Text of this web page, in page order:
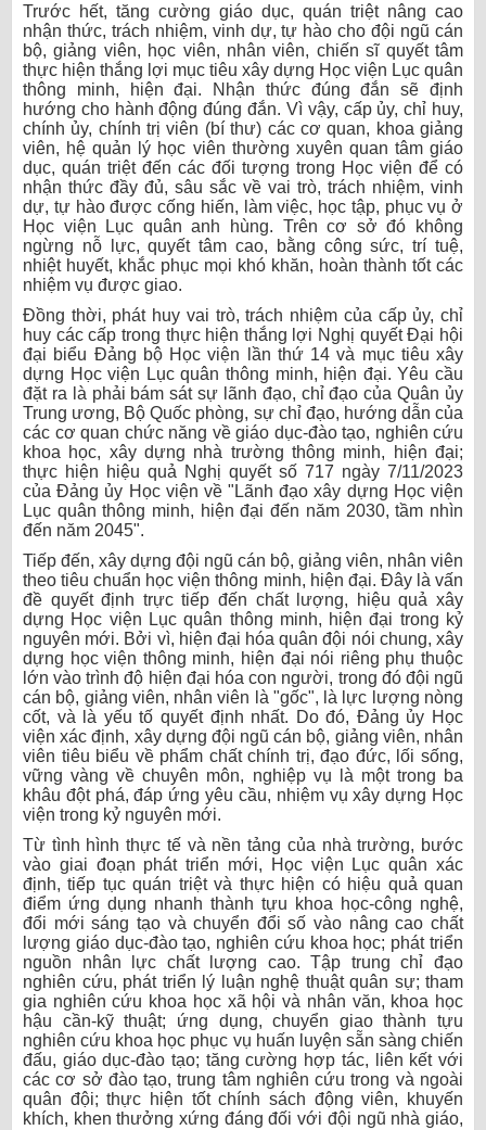
Trước hết, tăng cường giáo dục, quán triệt nâng cao
nhận thức, trách nhiệm, vinh dự, tự hào cho đội ngũ cán
bộ, giảng viên, học viên, nhân viên, chiến sĩ quyết tâm
thực hiện thắng lợi mục tiêu xây dựng Học viện Lục quân
thông minh, hiện đại. Nhận thức đúng đắn sẽ định
hướng cho hành động đúng đắn. Vì vậy, cấp ủy, chỉ huy,
chính ủy, chính trị viên (bí thư) các cơ quan, khoa giảng
viên, hệ quản lý học viên thường xuyên quan tâm giáo
dục, quán triệt đến các đối tượng trong Học viện để có
nhận thức đầy đủ, sâu sắc về vai trò, trách nhiệm, vinh
dự, tự hào được cống hiến, làm việc, học tập, phục vụ ở
Học viện Lục quân anh hùng. Trên cơ sở đó không
ngừng nỗ lực, quyết tâm cao, bằng công sức, trí tuệ,
nhiệt huyết, khắc phục mọi khó khăn, hoàn thành tốt các
nhiệm vụ được giao.
Đồng thời, phát huy vai trò, trách nhiệm của cấp ủy, chỉ
huy các cấp trong thực hiện thắng lợi Nghị quyết Đại hội
đại biểu Đảng bộ Học viện lần thứ 14 và mục tiêu xây
dựng Học viện Lục quân thông minh, hiện đại. Yêu cầu
đặt ra là phải bám sát sự lãnh đạo, chỉ đạo của Quân ủy
Trung ương, Bộ Quốc phòng, sự chỉ đạo, hướng dẫn của
các cơ quan chức năng về giáo dục-đào tạo, nghiên cứu
khoa học, xây dựng nhà trường thông minh, hiện đại;
thực hiện hiệu quả Nghị quyết số 717 ngày 7/11/2023
của Đảng ủy Học viện về "Lãnh đạo xây dựng Học viện
Lục quân thông minh, hiện đại đến năm 2030, tầm nhìn
đến năm 2045".
Tiếp đến, xây dựng đội ngũ cán bộ, giảng viên, nhân viên
theo tiêu chuẩn học viện thông minh, hiện đại. Đây là vấn
đề quyết định trực tiếp đến chất lượng, hiệu quả xây
dựng Học viện Lục quân thông minh, hiện đại trong kỷ
nguyên mới. Bởi vì, hiện đại hóa quân đội nói chung, xây
dựng học viện thông minh, hiện đại nói riêng phụ thuộc
lớn vào trình độ hiện đại hóa con người, trong đó đội ngũ
cán bộ, giảng viên, nhân viên là "gốc", là lực lượng nòng
cốt, và là yếu tố quyết định nhất. Do đó, Đảng ủy Học
viện xác định, xây dựng đội ngũ cán bộ, giảng viên, nhân
viên tiêu biểu về phẩm chất chính trị, đạo đức, lối sống,
vững vàng về chuyên môn, nghiệp vụ là một trong ba
khâu đột phá, đáp ứng yêu cầu, nhiệm vụ xây dựng Học
viện trong kỷ nguyên mới.
Từ tình hình thực tế và nền tảng của nhà trường, bước
vào giai đoạn phát triển mới, Học viện Lục quân xác
định, tiếp tục quán triệt và thực hiện có hiệu quả quan
điểm ứng dụng nhanh thành tựu khoa học-công nghệ,
đổi mới sáng tạo và chuyển đổi số vào nâng cao chất
lượng giáo dục-đào tạo, nghiên cứu khoa học; phát triển
nguồn nhân lực chất lượng cao. Tập trung chỉ đạo
nghiên cứu, phát triển lý luận nghệ thuật quân sự; tham
gia nghiên cứu khoa học xã hội và nhân văn, khoa học
hậu cần-kỹ thuật; ứng dụng, chuyển giao thành tựu
nghiên cứu khoa học phục vụ huấn luyện sẵn sàng chiến
đấu, giáo dục-đào tạo; tăng cường hợp tác, liên kết với
các cơ sở đào tạo, trung tâm nghiên cứu trong và ngoài
quân đội; thực hiện tốt chính sách động viên, khuyến
khích, khen thưởng xứng đáng đối với đội ngũ nhà giáo,